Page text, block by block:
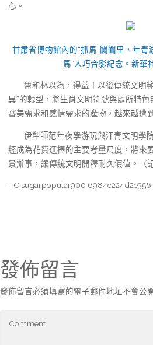
心。
甘肅省博物館內的“抓馬”闤闠里，年青
馬”人巧合影紀念。新華
盤和林以為，得益于以後傳統文明
異”的轉型，將生肖文明符號與處所特
審美需求和感情需求的產物，越來越遭
伊犁師范年夜學游玩與汗青文明學
經成為花費選擇的主要考量尺度，將來
景辦事，讓傳統文明開釋耐久價值。（
TC:sugarpopular900
發佈留言
發佈留言必須填寫的電子郵件地址不會公